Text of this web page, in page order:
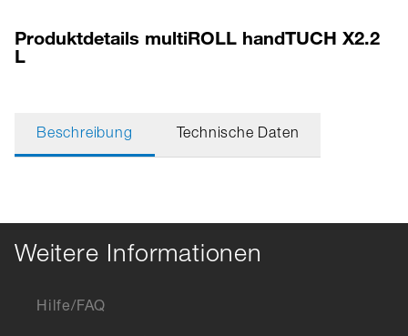
Produktdetails multiROLL handTUCH X2.2
L
Beschreibung Technische Daten
Weitere Informationen
Hilfe/FAQ